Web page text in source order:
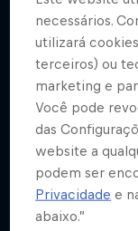
necessários.
utilizará
terceiros) ou
marketing e
Você pode
das
website a
podem ser
Privacidade e
abaixo.”